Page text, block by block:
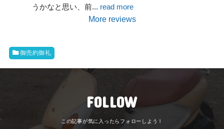
うかなと思い、前... read more
More reviews
御売約御礼
FOLLOW